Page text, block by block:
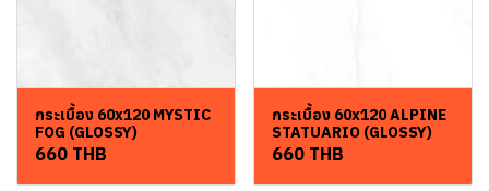
กระเบื้อง 60x120 MYSTIC
FOG (GLOSSY)
660 THB
กระเบื้อง 60x120 ALPINE
STATUARIO (GLOSSY)
660 THB